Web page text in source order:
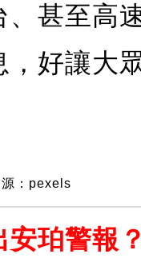
、甚至高
，好讓大
源：pexels
安珀警報